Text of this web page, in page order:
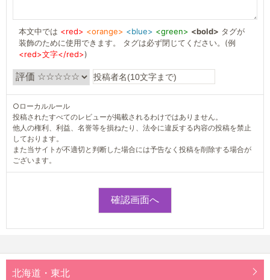
本文中では <red> <orange> <blue> <green> <bold> タグが
装飾のために使用できます。 タグは必ず閉じてください。(例
<red>文字</red>)
○ローカルルール
投稿されたすべてのレビューが掲載されるわけではありません。
他人の権利、利益、名誉等を損ねたり、法令に違反する内容の投稿を禁止
しております。
また当サイトが不適切と判断した場合には予告なく投稿を削除する場合が
ございます。
北海道・東北